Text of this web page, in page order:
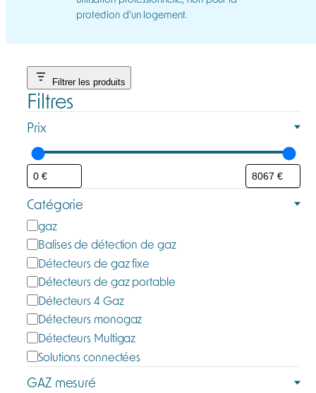
protection d’un logement.
Filtrer les produits
Filtres
Prix
Catégorie
C
a
t
é
g
o
r
i
e
gaz
Balises de détection de gaz
Détecteurs de gaz fixe
Détecteurs de gaz portable
Détecteurs 4 Gaz
Détecteurs monogaz
Détecteurs Multigaz
Solutions connectées
GAZ mesuré